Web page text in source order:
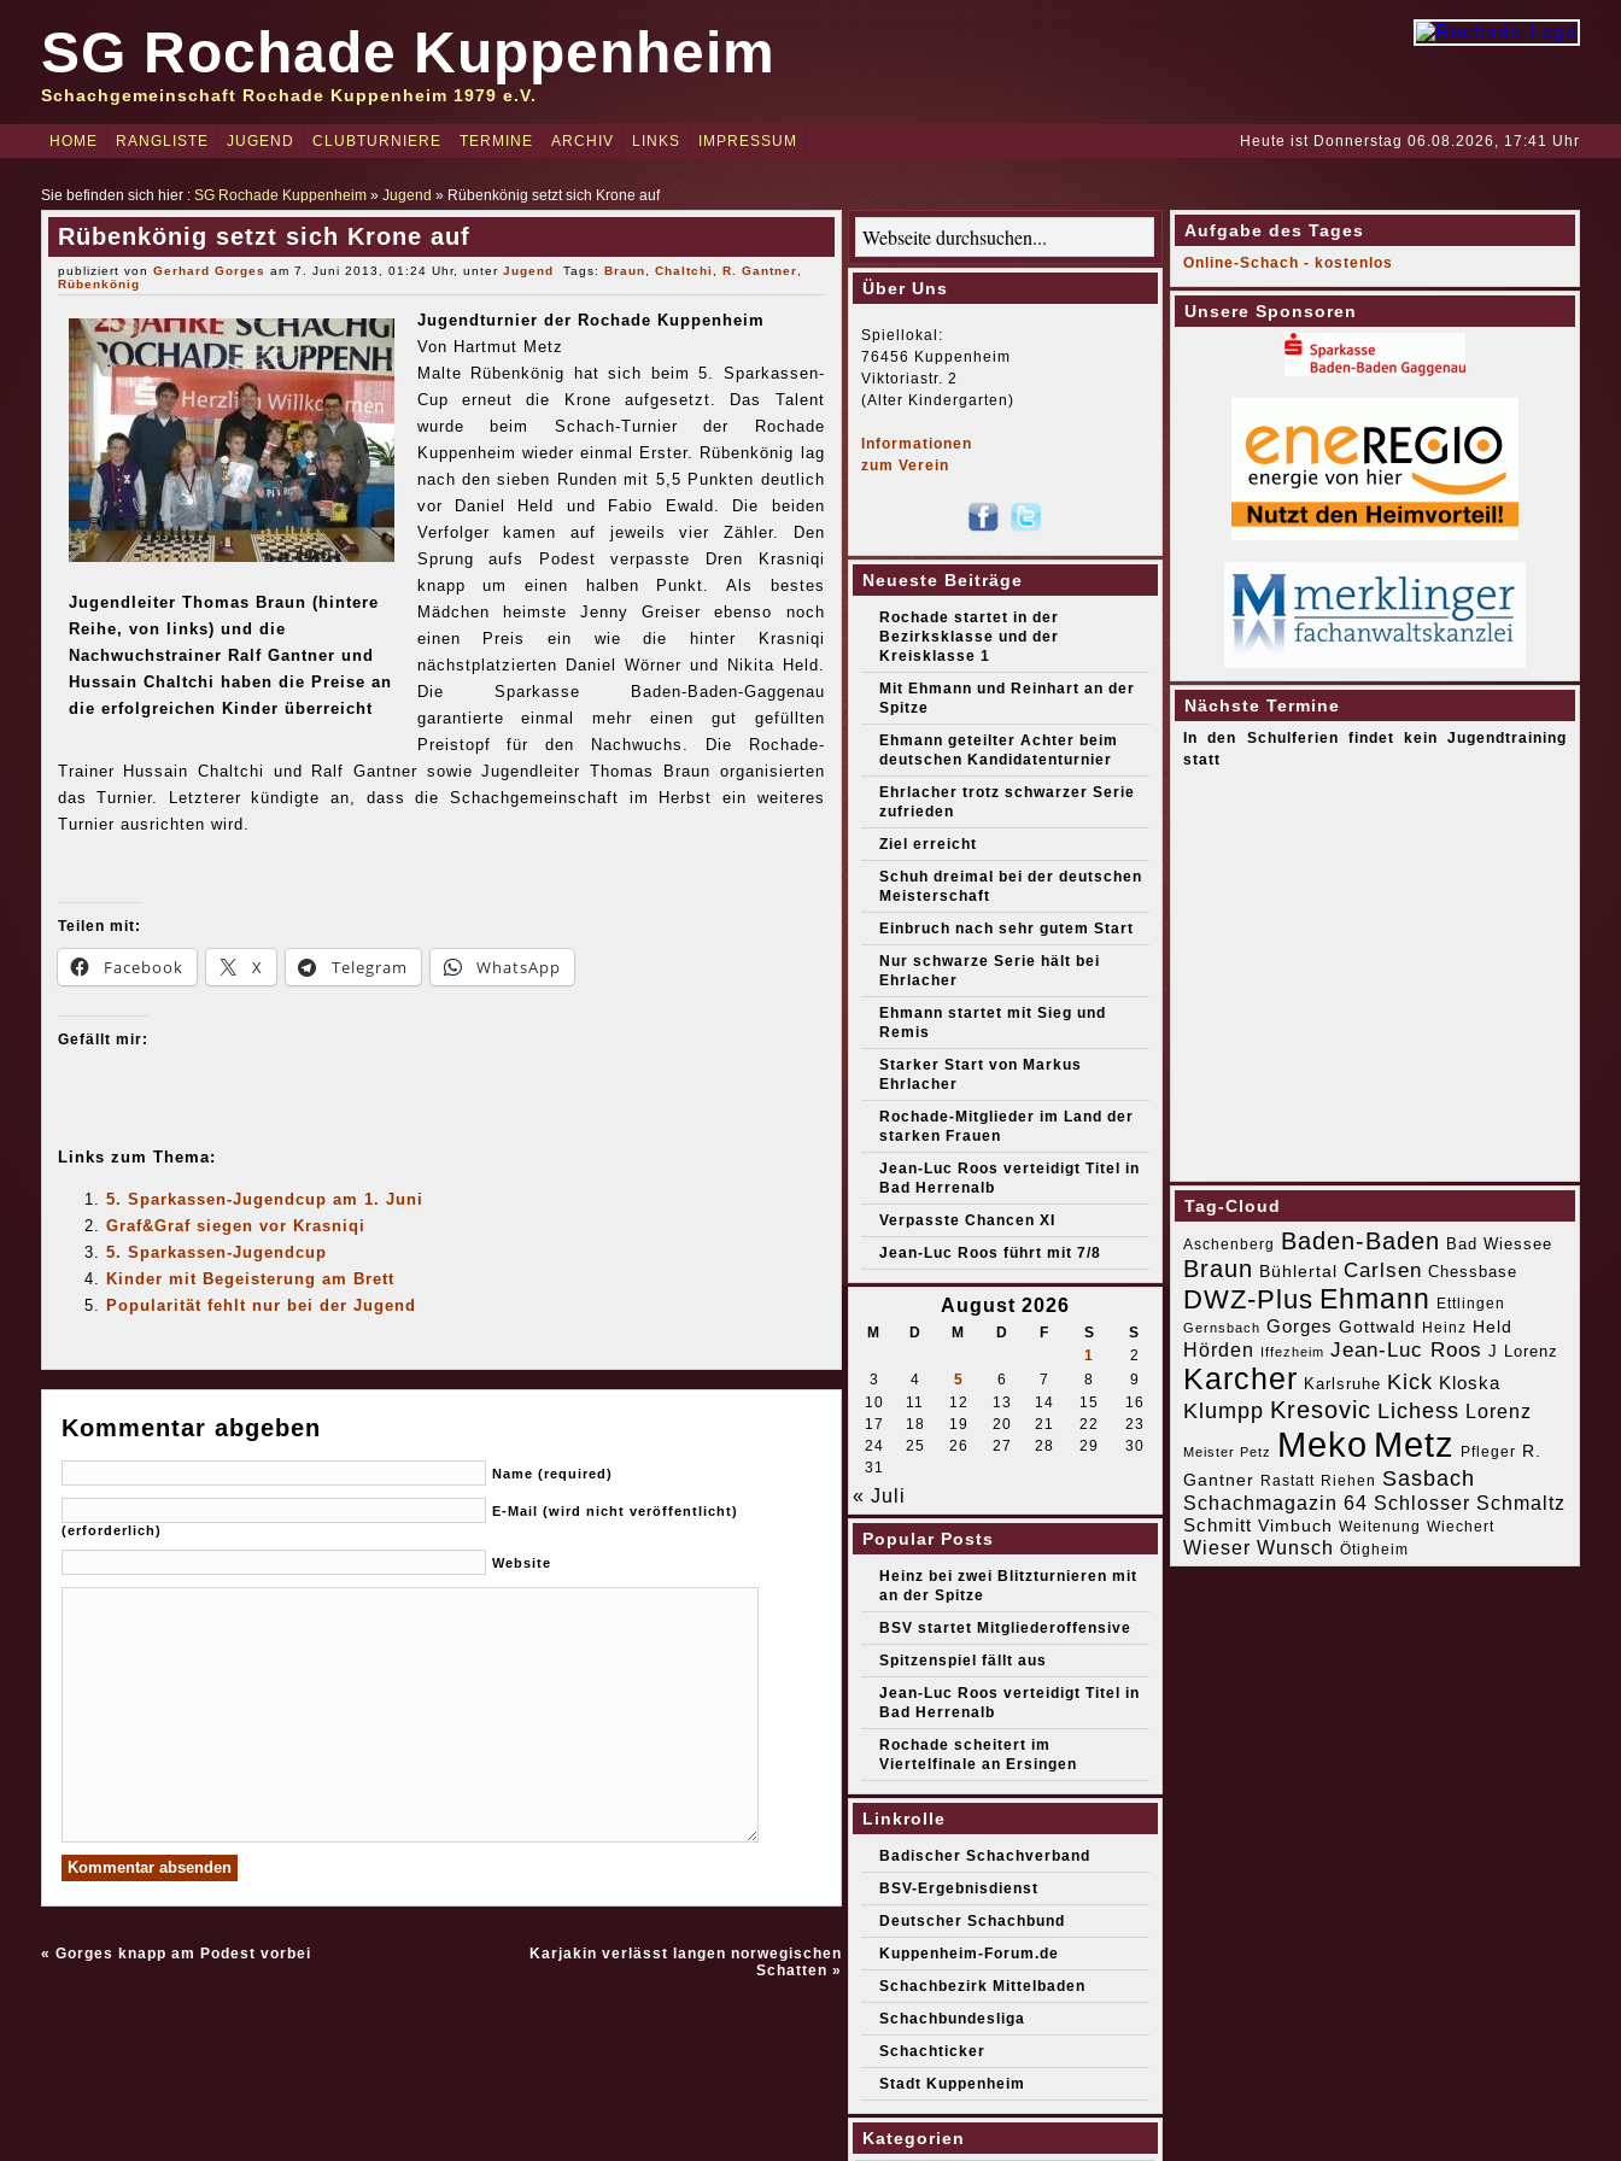
SG Rochade Kuppenheim
Schachgemeinschaft Rochade Kuppenheim 1979 e.V.
HOME RANGLISTE JUGEND CLUBTURNIERE TERMINE ARCHIV LINKS IMPRESSUM Heute ist Donnerstag 06.08.2026, 17:41 Uhr
Sie befinden sich hier : SG Rochade Kuppenheim» Jugend » Rübenkönig setzt sich Krone auf
Rübenkönig setzt sich Krone auf
publiziert von Gerhard Gorges am 7. Juni 2013, 01:24 Uhr, unter Jugend Tags: Braun Chaltchi R. Gantner
Rübenkönig
Jugendleiter Thomas Braun (hintere
Reihe, von links) und die
Nachwuchstrainer Ralf Gantner und
Hussain Chaltchi haben die Preise an
die erfolgreichen Kinder überreicht
Jugendturnier der Rochade Kuppenheim
Von Hartmut Metz
Malte Rübenkönig hat sich beim 5. Sparkassen-
Cup erneut die Krone aufgesetzt. Das Talent
wurde beim Schach-Turnier der Rochade
Kuppenheim wieder einmal Erster. Rübenkönig lag
nach den sieben Runden mit 5,5 Punkten deutlich
vor Daniel Held und Fabio Ewald. Die beiden
Verfolger kamen auf jeweils vier Zähler. Den
Sprung aufs Podest verpasste Dren Krasniqi
knapp um einen halben Punkt. Als bestes
Mädchen heimste Jenny Greiser ebenso noch
einen Preis ein wie die hinter Krasniqi
nächstplatzierten Daniel Wörner und Nikita Held.
Die Sparkasse Baden-Baden-Gaggenau
garantierte einmal mehr einen gut gefüllten
Preistopf für den Nachwuchs. Die Rochade-
Trainer Hussain Chaltchi und Ralf Gantner sowie Jugendleiter Thomas Braun organisierten
das Turnier. Letzterer kündigte an, dass die Schachgemeinschaft im Herbst ein weiteres
Turnier ausrichten wird.
Teilen mit:
Facebook X Telegram WhatsApp
Gefällt mir:
Links zum Thema:
5. Sparkassen-Jugendcup am 1. Juni
Graf&Graf siegen vor Krasniqi
5. Sparkassen-Jugendcup
Kinder mit Begeisterung am Brett
Popularität fehlt nur bei der Jugend
Kommentar abgeben
Name (required)
E-Mail (wird nicht veröffentlicht)
(erforderlich)
Website
« Gorges knapp am Podest vorbei
Karjakin verlässt langen norwegischen
Schatten »
Über Uns
Spiellokal:
76456 Kuppenheim
Viktoriastr. 2
(Alter Kindergarten)
Informationen
zum Verein
Neueste Beiträge
Rochade startet in der
Bezirksklasse und der
Kreisklasse 1
Mit Ehmann und Reinhart an der
Spitze
Ehmann geteilter Achter beim
deutschen Kandidatenturnier
Ehrlacher trotz schwarzer Serie
zufrieden
Ziel erreicht
Schuh dreimal bei der deutschen
Meisterschaft
Einbruch nach sehr gutem Start
Nur schwarze Serie hält bei
Ehrlacher
Ehmann startet mit Sieg und
Remis
Starker Start von Markus
Ehrlacher
Rochade-Mitglieder im Land der
starken Frauen
Jean-Luc Roos verteidigt Titel in
Bad Herrenalb
Verpasste Chancen XI
Jean-Luc Roos führt mit 7/8
August 2026
M D M D F S
S
1
2
3
4 5 6 7 8
9
10
11 12 13 14 15
16
17
18 19 20 21 22
23
24
25 26 27 28 29
30
31
« Juli
Popular Posts
Heinz bei zwei Blitzturnieren mit
an der Spitze
BSV startet Mitgliederoffensive
Spitzenspiel fällt aus
Jean-Luc Roos verteidigt Titel in
Bad Herrenalb
Rochade scheitert im
Viertelfinale an Ersingen
Linkrolle
Badischer Schachverband
BSV-Ergebnisdienst
Deutscher Schachbund
Kuppenheim-Forum.de
Schachbezirk Mittelbaden
Schachbundesliga
Schachticker
Stadt Kuppenheim
Kategorien
Aufgabe des Tages
Online-Schach - kostenlos
Unsere Sponsoren
Nächste Termine
In den Schulferien findet kein Jugendtraining
statt
Tag-Cloud
Aschenberg Baden-Baden Bad Wiessee
Braun Bühlertal Carlsen Chessbase
DWZ-Plus Ehmann Ettlingen
Gernsbach Gorges Gottwald Heinz Held
Hörden Iffezheim Jean-Luc Roos J Lorenz
Karcher Karlsruhe Kick Kloska
Klumpp Kresovic Lichess Lorenz
Meister Petz Meko Metz Pfleger R.
Gantner
Rastatt Riehen Sasbach
Schachmagazin 64 Schlosser Schmaltz
Schmitt Vimbuch Weitenung Wiechert
Wieser Wunsch Ötigheim